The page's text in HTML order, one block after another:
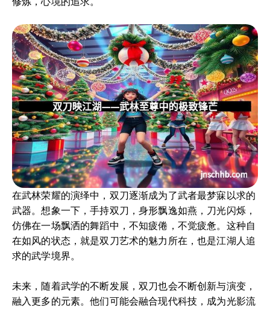
在武林荣耀的演绎中，双刀逐渐成为了武者最梦寐以求的
武器。想象一下，手持双刀，身形飘逸如燕，刀光闪烁，
仿佛在一场飘洒的舞蹈中，不知疲倦，不觉疲惫。这种自
在如风的状态，就是双刀艺术的魅力所在，也是江湖人追
求的武学境界。
未来，随着武学的不断发展，双刀也会不断创新与演变，
融入更多的元素。他们可能会融合现代科技，成为光影流